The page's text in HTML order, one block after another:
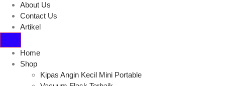
About Us
Contact Us
Artikel
Home
Shop
Kipas Angin Kecil Mini Portable